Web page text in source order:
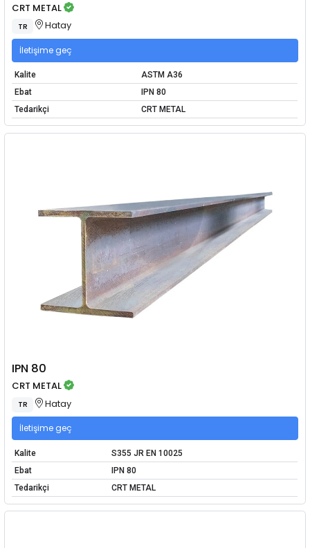
CRT METAL
TR Hatay
İletişime geç
Kalite
ASTM A36
Ebat
IPN 80
Tedarikçi
CRT METAL
IPN 80
CRT METAL
TR Hatay
İletişime geç
Kalite
S355 JR EN 10025
Ebat
IPN 80
Tedarikçi
CRT METAL